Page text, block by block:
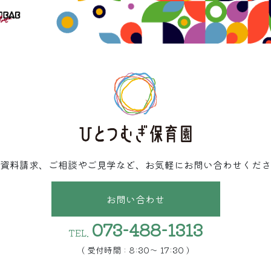
料請求、ご相談やご見学など、お気軽にお問い合わせくだ
お問い合わせ
TEL. 073-488-1313
( 受付時間 : 8:30〜 17:30 )